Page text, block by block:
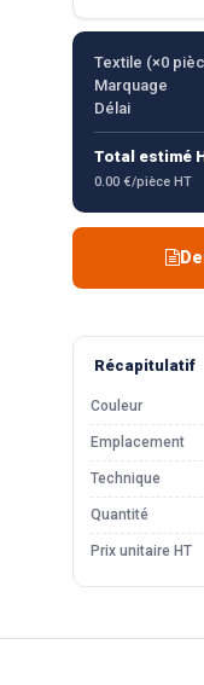
Textile (×0
Marquage
Délai
Total estimé
0.00 €/pièce HT
Récapitulatif
Couleur
Emplacement
Technique
Quantité
Prix unitaire HT